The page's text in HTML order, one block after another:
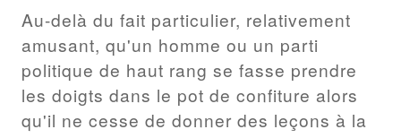
Au-delà du fait particulier, relativement
amusant, qu'un homme ou un parti
politique de haut rang se fasse prendre
les doigts dans le pot de confiture alors
qu'il ne cesse de donner des leçons à la